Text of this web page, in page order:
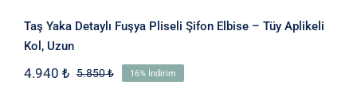
Taş Yaka Detaylı Fuşya Pliseli Şifon Elbise – Tüy Aplikeli
Kol, Uzun
5.850₺Orijinal
4.940 ₺
Şu 16% İndirim